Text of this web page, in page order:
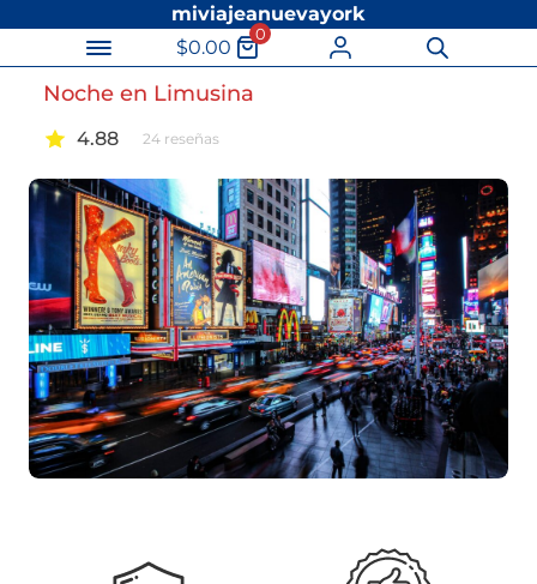
miviajeanuevayork
$0.00
0
Búsqueda
de
Noche en Limusina
4.88 24 reseñas